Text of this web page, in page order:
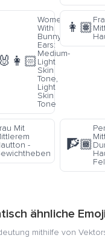
Women
With
Bunny
Ears:
Medium-
Light
Skin
Tone,
Light
Skin
Tone
👩🏽
Mit
-
🧗🏾
ähnliche
mithilfe von